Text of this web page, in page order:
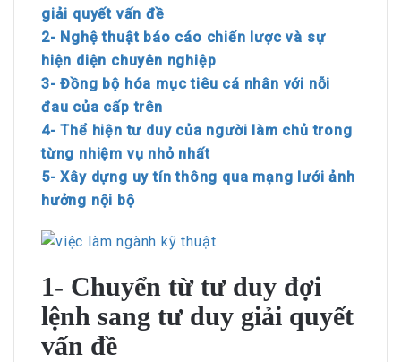
giải quyết vấn đề
2- Nghệ thuật báo cáo chiến lược và sự
hiện diện chuyên nghiệp
3- Đồng bộ hóa mục tiêu cá nhân với nỗi
đau của cấp trên
4- Thể hiện tư duy của người làm chủ trong
từng nhiệm vụ nhỏ nhất
5- Xây dựng uy tín thông qua mạng lưới ảnh
hưởng nội bộ
1- Chuyển từ tư duy đợi
lệnh sang tư duy giải quyết
vấn đề